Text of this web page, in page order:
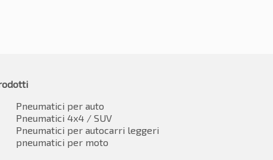
Pneumatici per auto
Pneumatici 4x4 / SUV
Pneumatici per autocarri leggeri
pneumatici per moto